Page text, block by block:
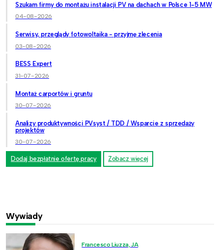
Szukam firmy do montażu instalacji PV na dachach w Polsce 1-5 MW
04-08-2026
Serwisy, przeglądy fotowoltaika - przyjmę zlecenia
03-08-2026
BESS Expert
31-07-2026
Montaż carportów i gruntu
30-07-2026
Analizy produktywności PVsyst / TDD / Wsparcie z sprzedaży
projektów
30-07-2026
Dodaj bezpłatnie ofertę pracy Zobacz więcej
Wywiady
Francesco Liuzza, JA